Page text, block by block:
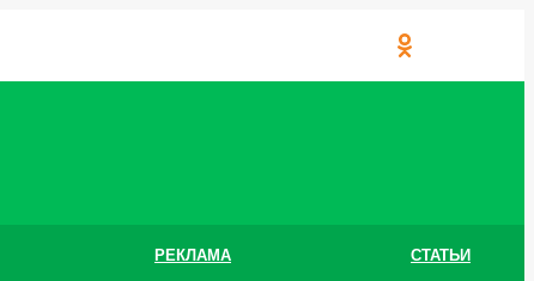
РЕКЛАМА СТАТЬИ